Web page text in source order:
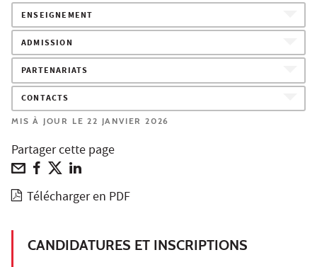
ENSEIGNEMENT
ADMISSION
PARTENARIATS
CONTACTS
MIS À JOUR LE 22 JANVIER 2026
Partager cette page
Télécharger en PDF
CANDIDATURES ET INSCRIPTIONS